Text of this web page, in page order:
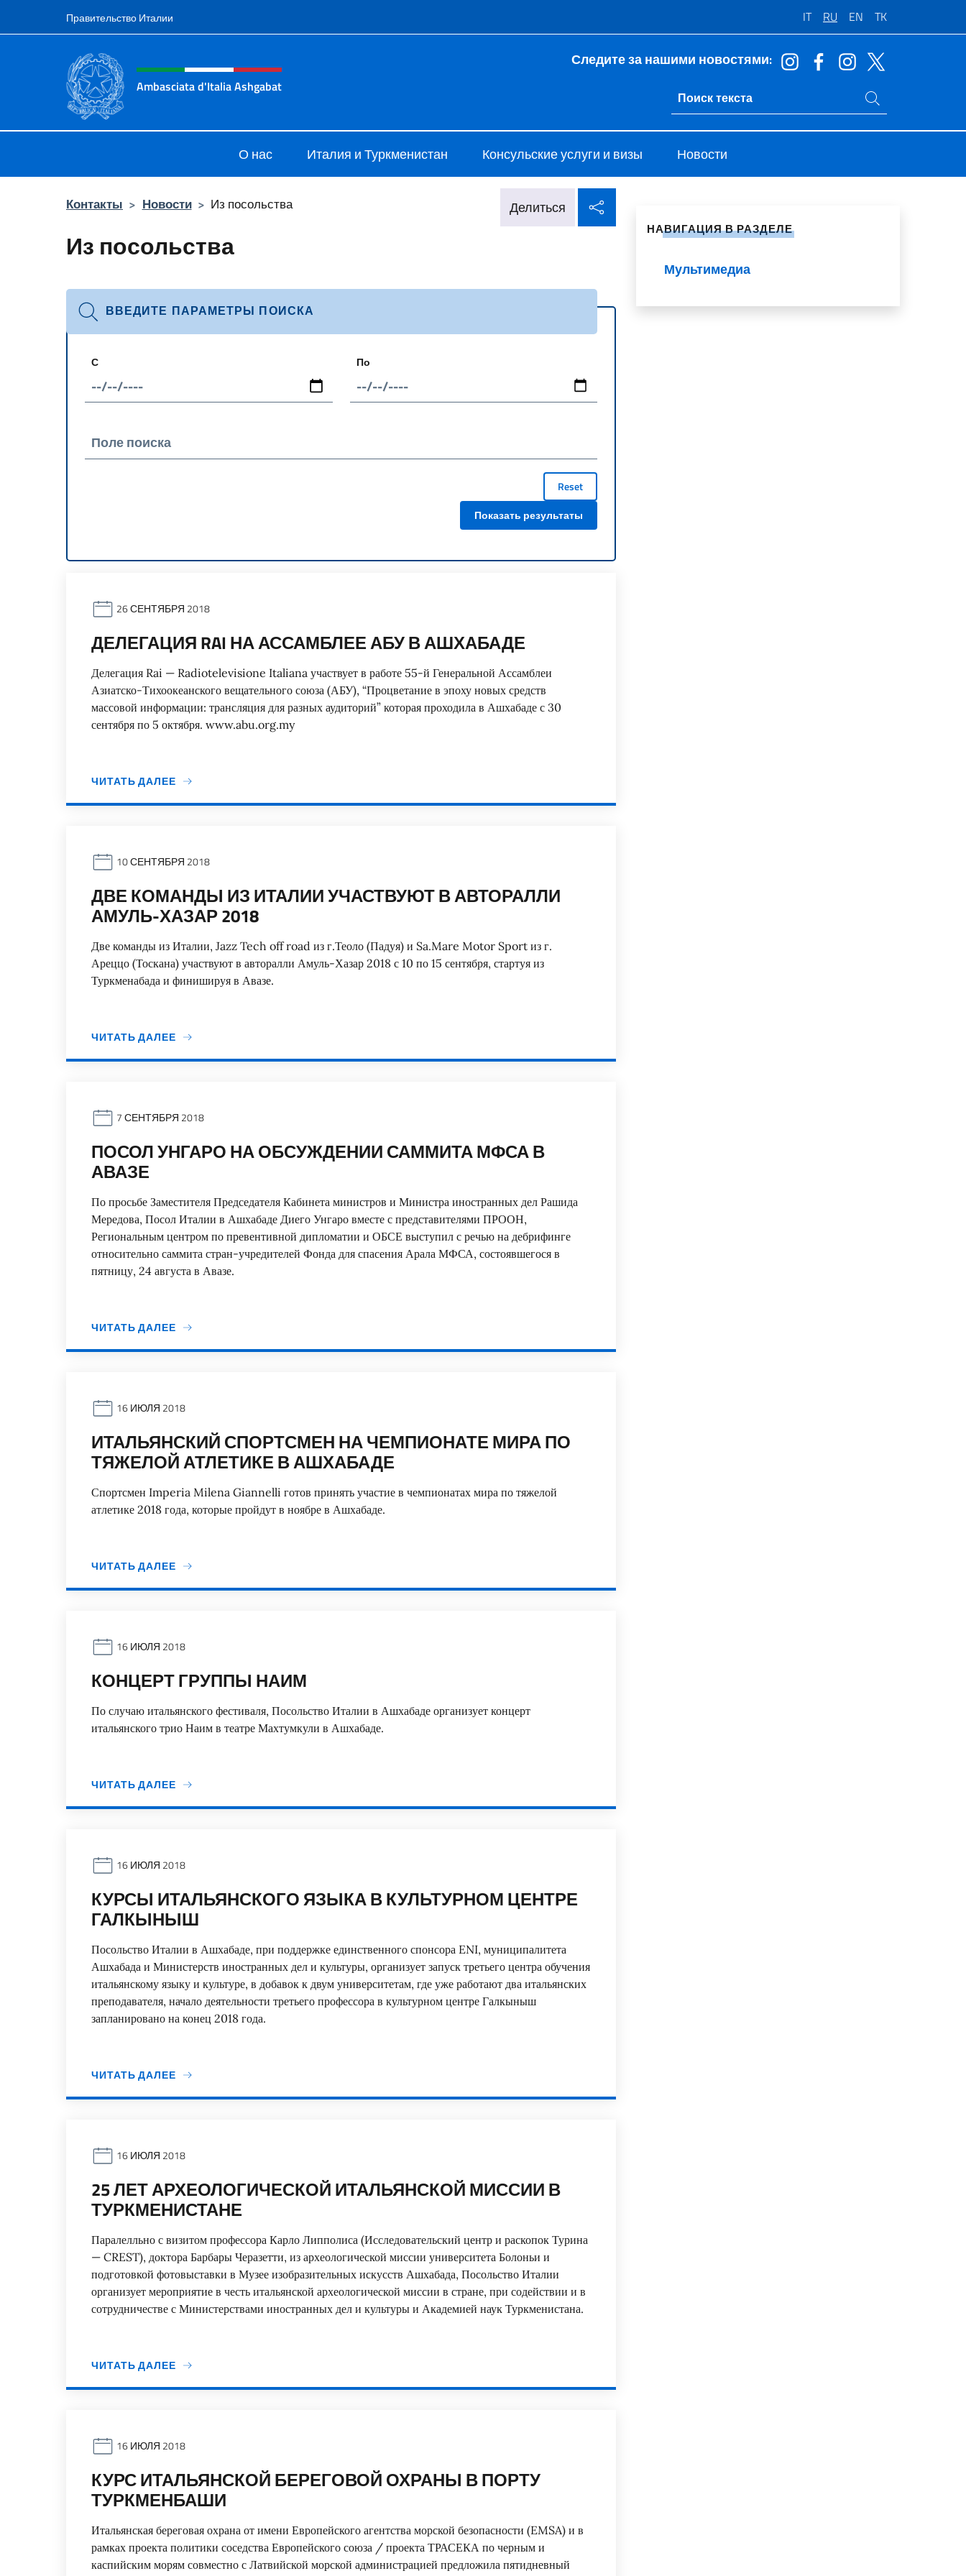
Правительство Италии IT RU EN TK
Шапка сайта, соцсети и меню
Ambasciata d'Italia Ashgabat
Следите за нашими новостями:
Ricerca sito live
Поиск на сайте
О нас Италия и Туркменистан Консульские услуги и визы Новости
Контакты > Новости > Из посольства Делиться
Из посольства
ВВЕДИТЕ ПАРАМЕТРЫ ПОИСКА
С По
Поле поиска
Reset
Показать результаты
26 СЕНТЯБРЯ 2018
ДЕЛЕГАЦИЯ RAI НА АССАМБЛЕЕ АБУ В АШХАБАДЕ
Делегация Rai — Radiotelevisione Italiana участвует в работе 55-й Генеральной Ассамблеи
Азиатско-Тихоокеанского вещательного союза (АБУ), “Процветание в эпоху новых средств
массовой информации: трансляция для разных аудиторий” которая проходила в Ашхабаде с 30
сентября по 5 октября. www.abu.org.my
ЧИТАТЬ ДАЛЕЕ
10 СЕНТЯБРЯ 2018
ДВЕ КОМАНДЫ ИЗ ИТАЛИИ УЧАСТВУЮТ В АВТОРАЛЛИ
АМУЛЬ-ХАЗАР 2018
Две команды из Италии, Jazz Tech off road из г.Теоло (Падуя) и Sa.Mare Motor Sport из г.
Ареццо (Тоскана) участвуют в авторалли Амуль-Хазар 2018 с 10 по 15 сентября, стартуя из
Туркменабада и финишируя в Авазе.
ЧИТАТЬ ДАЛЕЕ
7 СЕНТЯБРЯ 2018
ПОСОЛ УНГАРО НА ОБСУЖДЕНИИ САММИТА МФСА В
АВАЗЕ
По просьбе Заместителя Председателя Кабинета министров и Министра иностранных дел Рашида
Мередова, Посол Италии в Ашхабаде Диего Унгаро вместе с представителями ПРООН,
Региональным центром по превентивной дипломатии и ОБСЕ выступил с речью на дебрифинге
относительно саммита стран-учредителей Фонда для спасения Арала МФСА, состоявшегося в
пятницу, 24 августа в Авазе.
ЧИТАТЬ ДАЛЕЕ
16 ИЮЛЯ 2018
ИТАЛЬЯНСКИЙ СПОРТСМЕН НА ЧЕМПИОНАТЕ МИРА ПО
ТЯЖЕЛОЙ АТЛЕТИКЕ В АШХАБАДЕ
Спортсмен Imperia Milena Giannelli готов принять участие в чемпионатах мира по тяжелой
атлетике 2018 года, которые пройдут в ноябре в Ашхабаде.
ЧИТАТЬ ДАЛЕЕ
16 ИЮЛЯ 2018
КОНЦЕРТ ГРУППЫ НАИМ
По случаю итальянского фестиваля, Посольство Италии в Ашхабаде организует концерт
итальянского трио Наим в театре Махтумкули в Ашхабаде.
ЧИТАТЬ ДАЛЕЕ
16 ИЮЛЯ 2018
КУРСЫ ИТАЛЬЯНСКОГО ЯЗЫКА В КУЛЬТУРНОМ ЦЕНТРЕ
ГАЛКЫНЫШ
Посольство Италии в Ашхабаде, при поддержке единственного спонсора ENI, муниципалитета
Ашхабада и Министерств иностранных дел и культуры, организует запуск третьего центра обучения
итальянскому языку и культуре, в добавок к двум университетам, где уже работают два итальянских
преподавателя, начало деятельности третьего профессора в культурном центре Галкыныш
запланировано на конец 2018 года.
ЧИТАТЬ ДАЛЕЕ
16 ИЮЛЯ 2018
25 ЛЕТ АРХЕОЛОГИЧЕСКОЙ ИТАЛЬЯНСКОЙ МИССИИ В
ТУРКМЕНИСТАНЕ
Паралелльно с визитом профессора Карло Липполиса (Исследовательский центр и раскопок Турина
— CREST), доктора Барбары Черазетти, из археологической миссии университета Болоньи и
подготовкой фотовыставки в Музее изобразительных искусств Ашхабада, Посольство Италии
организует мероприятие в честь итальянской археологической миссии в стране, при содействии и в
сотрудничестве с Министерствами иностранных дел и культуры и Академией наук Туркменистана.
ЧИТАТЬ ДАЛЕЕ
16 ИЮЛЯ 2018
КУРС ИТАЛЬЯНСКОЙ БЕРЕГОВОЙ ОХРАНЫ В ПОРТУ
ТУРКМЕНБАШИ
Итальянская береговая охрана от имени Европейского агентства морской безопасности (EMSA) и в
рамках проекта политики соседства Европейского союза / проекта ТРАСЕКА по черным и
каспийским морям совместно с Латвийской морской администрацией предложила пятидневный
НАВИГАЦИЯ В РАЗДЕЛЕ
Мультимедиа